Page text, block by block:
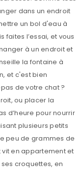
dans un endroit
un bol d'eau à
l’essai, et vous
à un endroit et
la fontaine à
et c'est bien
de votre chat ?
ou placer la
d’heure pour nourrir
plusieurs petits
peu de grammes de
en appartement et
croquettes, en